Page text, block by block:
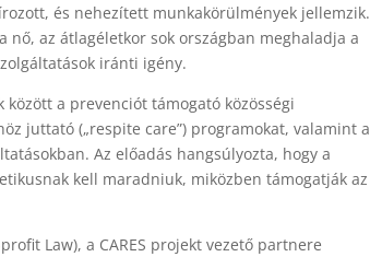
és nehezített munkakörülmények jellemzik.
az átlagéletkor sok országban meghaladja a
iránti igény.
a prevenciót támogató közösségi
juttató („respite care”) programokat, valamint a
Az előadás hangsúlyozta, hogy a
kell maradniuk, miközben támogatják az
Law), a CARES projekt vezető partnere